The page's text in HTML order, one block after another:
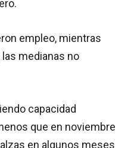
empleo, mientras
medianas no
capacidad
que en noviembre
en algunos meses